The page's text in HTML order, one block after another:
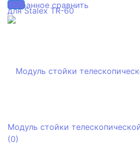
избранное сравнить
Модуль стойки
(0)